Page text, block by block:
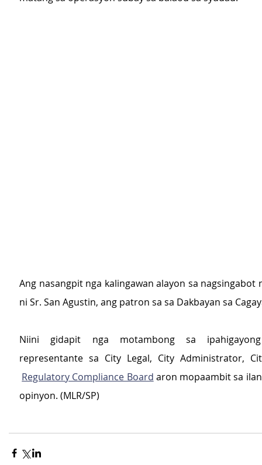
Ang nasangpit nga kalingawan alayon sa nagsingabot
ni Sr. San Agustin, ang patron sa sa Dakbayan sa
Niini gidapit nga motambong sa
representante sa City Legal, City Administrator,
Regulatory Compliance Board aron mopaambit sa
opinyon. (MLR/SP)